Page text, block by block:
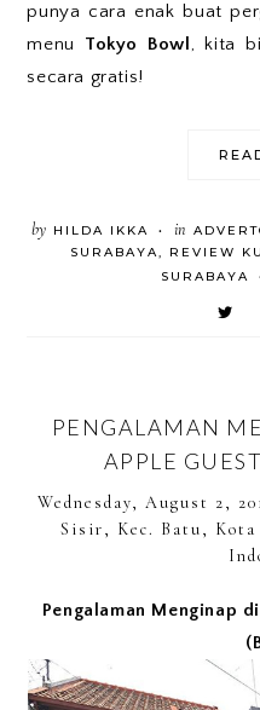
punya cara enak buat
menu Tokyo Bowl , kita
secara gratis!
by HILDA IKKA • in
SURABAYA, REVIEW
SURABAYA
PENGALAMAN
APPLE
Wednesday, August 2,
Sisir, Kec. Batu, Kota
Pengalaman Menginap